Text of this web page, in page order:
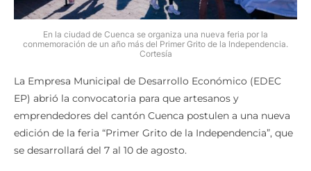
En la ciudad de Cuenca se organiza una nueva feria por la
conmemoración de un año más del Primer Grito de la Independencia.
Cortesía
La Empresa Municipal de Desarrollo Económico (EDEC
EP) abrió la convocatoria para que artesanos y
emprendedores del cantón Cuenca postulen a una nueva
edición de la feria “Primer Grito de la Independencia”, que
se desarrollará del 7 al 10 de agosto.